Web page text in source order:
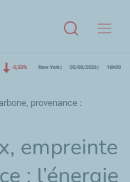
-0,53% New York 05/08/2026 16h00
provenance :
empreinte
: l’énergie